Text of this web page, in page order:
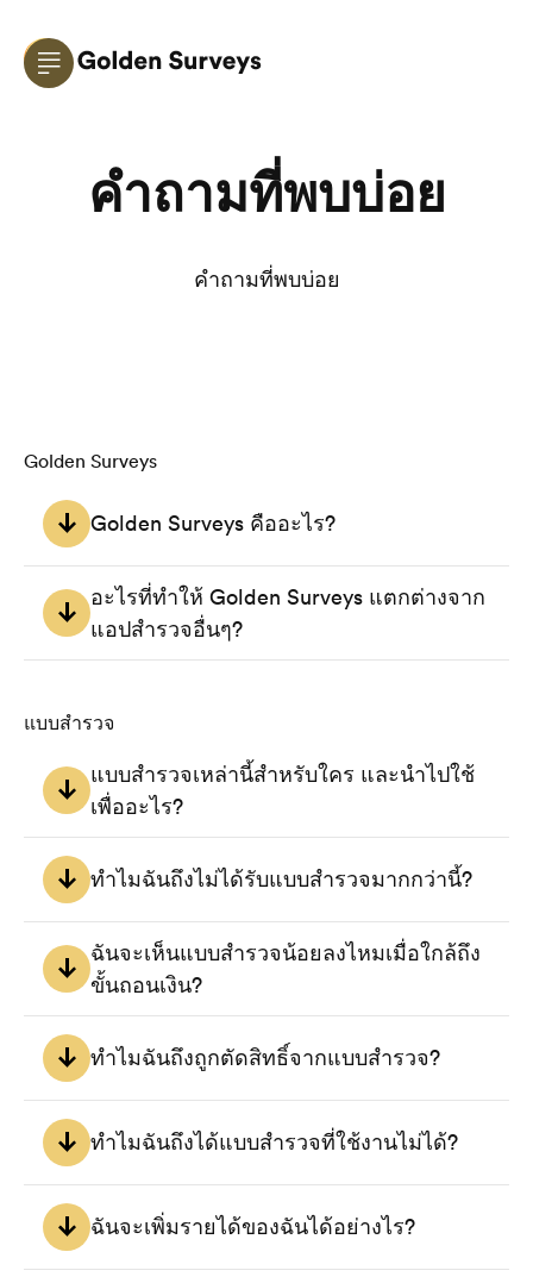
คำถามที่พบบ่อย
คำถามที่พบบ่อย
Golden Surveys
Golden Surveys คืออะไร?
ตอบแบบสำรวจจากนักวิจัย
พัฒนาผลิตภัณฑ์ ให้ข้อมูลแก่รัฐบาล และสนับสนุนการค้นพบ
อะไรที่ทำให้ Golden Surveys แตกต่างจาก
แอปสำรวจอื่นๆ?
เรามีขนาดเล็กและทำงานได้อย่างมีประสิทธิภาพอีกด้วย ซึ่งไม่
ได้ต่อแบบสำรวจมากขึ้นด้วย เนื่องจากเรามีค่าใช้จ่ายต่ำ
แบบสำรวจ
แบบสำรวจเหล่านี้สำหรับใคร และนำไปใช้
เพื่ออะไร?
หน่วยงานสำรวจของภาครัฐ และงานวิจัยของมหาวิทยาลัย
แบบสำรวจเหล่านี้ถูกใช้เพื่อช่วยให้เข้าใจความชอบและ
พฤติกรรมของผู้บริโภค ความคิดเห็นทางการเมือง และการวิจัย
เชิงวิชาการ กล่าวอีกนัยหนึ่ง คุณกำลังมีส่วนช่วยในการตัดสิน
ใจเรื่องสำคัญ
ทำไมฉันถึงไม่ได้รับแบบสำรวจมากกว่านี้?
คุณจะเห็นจึงขึ้นอยู่กับนักวิจัยของเราเป็นอย่างมาก ท้ายที่สุด
แล้ว เราจะพยายามอย่างเต็มที่เพื่อมอบโอกาสทำแบบสำรวจ
ฉันจะเห็นแบบสำรวจน้อยลงไหมเมื่อใกล้ถึง
ขั้นถอนเงิน?
นั้น แต่โปรดทราบว่าจำนวนแบบสำรวจที่มีให้ทำอาจขึ้นๆ ลงๆ
ในแต่ละช่วงเวลา ดังนั้นสิ่งที่อาจดูเหมือนว่าคุณได้รับแบบ
สำรวจน้อยลง แท้จริงแล้วเป็นเพียงเพราะมีงานวิจัยให้ทำลดลง
เท่านั้น
ทำไมฉันถึงถูกตัดสิทธิ์จากแบบสำรวจ?
ความคิดเห็นจากใคร และทำเช่นนี้ผ่านคำถามคัดกรองเพิ่มเติม
ที่เฉพาะเจาะจงกับงานวิจัยที่กำลังดำเนินอยู่ ถึงอย่างนั้น เราก็
พยายามจับคู่คุณกับแบบสำรวจที่มีโอกาสทำสำเร็จสูง
ทำไมฉันถึงได้แบบสำรวจที่ใช้งานไม่ได้?
วิจัยของเรา และแม้ว่าเราจะตรวจจับแบบสำรวจที่ใช้งานไม่ได้
ได้เป็นส่วนใหญ่ แต่ก็ยังมีบางส่วนหลุดรอดเข้ามาได้ เรากำลัง
พัฒนาระบบตรวจจับนี้อย่างต่อเนื่อง แต่เราจะไม่มีวันปลอดจาก
ฉันจะเพิ่มรายได้ของฉันได้อย่างไร?